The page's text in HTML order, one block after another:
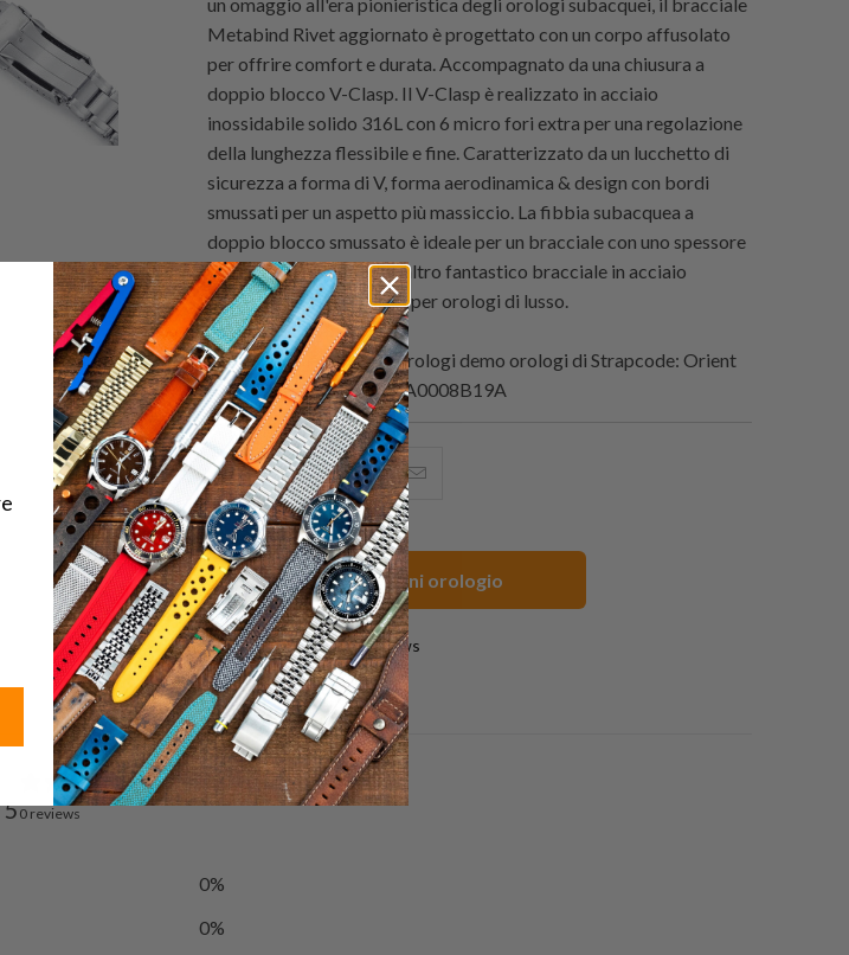
un omaggio all'era pionieristica degli orologi subacquei, il bracciale
Metabind Rivet aggiornato è progettato con un corpo affusolato
per offrire comfort e durata. Accompagnato da una chiusura a
doppio blocco V-Clasp. Il V-Clasp è realizzato in acciaio
inossidabile solido 316L con 6 micro fori extra per una regolazione
della lunghezza flessibile e fine. Caratterizzato da un lucchetto di
sicurezza a forma di V, forma aerodinamica & design con bordi
smussati per un aspetto più massiccio. La fibbia subacquea a
doppio blocco smussato è ideale per un bracciale con uno spessore
di circa 3,5 - 5,0 mm. Un altro fantastico bracciale in acciaio
inossidabile aftermarket per orologi di lusso.
Lookbook cinturini per orologi demo orologi di Strapcode: Orient
Kano Diver Watch RA-AA0008B19A
Condividi
questo
su
Twitter
Share
this
on
Facebook
Condividi
questo
su
Pinterest
friend
22mm Cinturini orologio
0 reviews
0 reviews
0%
0%